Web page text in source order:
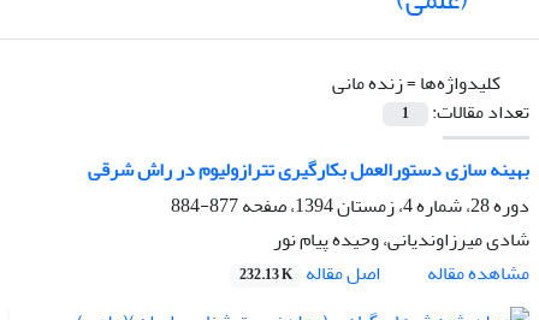
کلیدواژه‌ها =زنده مانی
تعداد مقالات:
1
بهینه سازی دستورالعمل بکارگیری تترازولیوم در راش شرقی
دوره 28، شماره 4، زمستان 1394، صفحه
877-884
شادی میرزاوندیانی، وحیده پیام نور
مشاهده مقاله
اصل مقاله 232.13 K